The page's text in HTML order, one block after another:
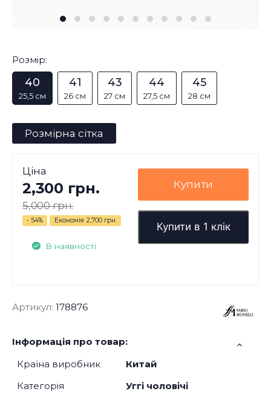
Розмір:
40
25,5 см
41
26 см
43
27 см
44
27,5 см
45
28 см
Розмірна сітка
Ціна
2,300 грн.
5,000 грн.
- 54% Економія 2,700 грн.
В наявності
Купити
Купити в 1 клік
Артикул: 178876
Інформація про товар:
Країна виробник
Китай
Категорія
Уггі чоловічі